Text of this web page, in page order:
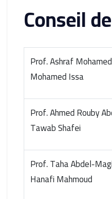
Conseil
Prof. Ashraf Mohamed
Mohamed Issa
Prof. Ahmed Rouby
Tawab Shafei
Prof. Taha Abdel-
Hanafi Mahmoud